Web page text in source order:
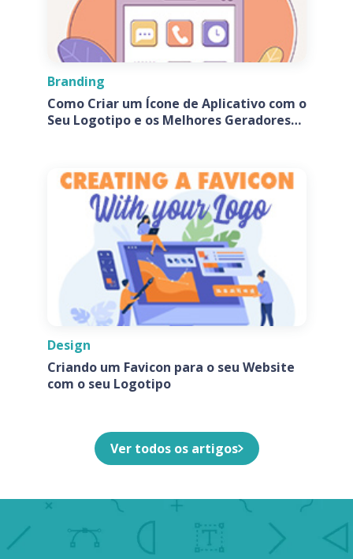
Branding
Como Criar um Ícone de Aplicativo com o
Seu Logotipo e os Melhores Geradores
Design
Criando um Favicon para o seu Website
com o seu Logotipo
Ver todos os artigos